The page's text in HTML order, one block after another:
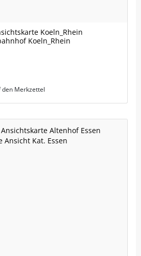
Koeln_Rhein
Koeln_Rhein
den Merkzettel